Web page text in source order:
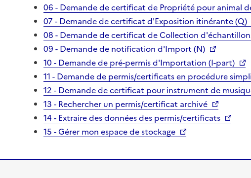
06 - Demande de certificat de Propriété pour animal
07 - Demande de certificat d'Exposition itinérante (Q)
08 - Demande de certificat de Collection
09 - Demande de notification d'Import (N)
10 - Demande de pré-permis d'Importation (I-part)
11 - Demande de permis/certificats en procédure
12 - Demande de certificat pour instrument de
13 - Rechercher un permis/certificat archivé
14 - Extraire des données des permis/certificats
15 - Gérer mon espace de stockage